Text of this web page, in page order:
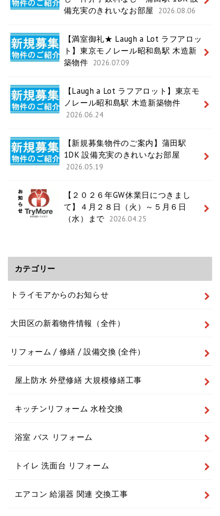
備充実のきれいなお部屋
2026.08.06
【満室御礼★ Laugh a Lot ラフアロッ
ト】東京モノレール昭和島駅 木造新
築物件 2026.07.09
【Laugh a Lot ラフアロット】東京モ
ノレール昭和島駅 木造新築物件
2026.06.24
【新規募集物件のご案内】蒲田駅
1DK 設備充実のきれいなお部屋
2026.05.19
【２０２６年GW休業日につきまし
て】４月２８日（火）～５月６日
（水）まで 2026.04.25
カテゴリー
トライモアからのお知らせ
大田区の新着物件情報（全件）
リフォーム / 修繕 / 設備交換 (全件）
屋上防水 外壁修繕 大規模修繕工事
キッチンリフォーム 水栓交換
浴室 バス リフォーム
トイレ 洗面台 リフォーム
エアコン 給湯器 関連 交換工事